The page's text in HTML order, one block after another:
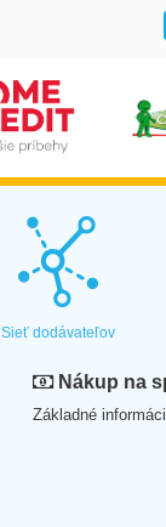
Sieť dodávateľov
Nákup na
Základné